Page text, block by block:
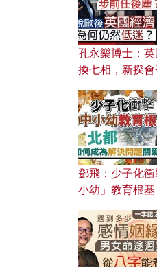
孔永樂博士：
換七相，新揆會
濟為何仍然低
鄧飛：少子化衝
小幼」教育根基